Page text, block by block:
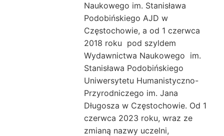
Naukowego im. Stanisława
Podobińskiego AJD w
Częstochowie, a od 1 czerwca
2018 roku pod szyldem
Wydawnictwa Naukowego im.
Stanisława Podobińskiego
Uniwersytetu Humanistyczno-
Przyrodniczego im. Jana
Długosza w Częstochowie. Od 1
czerwca 2023 roku, wraz ze
zmianą nazwy uczelni,